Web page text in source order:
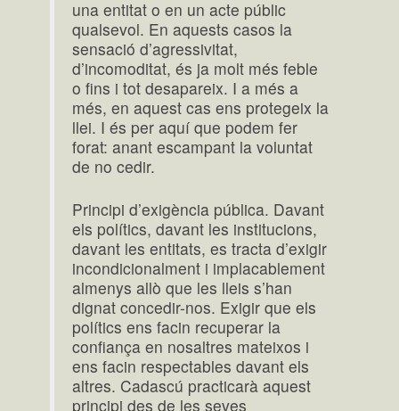
una entitat o en un acte públic
qualsevol. En aquests casos la
sensació d’agressivitat,
d’incomoditat, és ja molt més feble
o fins i tot desapareix. I a més a
més, en aquest cas ens protegeix la
llei. I és per aquí que podem fer
forat: anant escampant la voluntat
de no cedir.
Principi d’exigència pública. Davant
els polítics, davant les institucions,
davant les entitats, es tracta d’exigir
incondicionalment i implacablement
almenys allò que les lleis s’han
dignat concedir-nos. Exigir que els
polítics ens facin recuperar la
confiança en nosaltres mateixos i
ens facin respectables davant els
altres. Cadascú practicarà aquest
principi des de les seves